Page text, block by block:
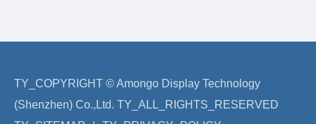
TY_COPYRIGHT ©Amongo Display Technology
(Shenzhen) Co.,Ltd. TY_ALL_RIGHTS_RESERVED